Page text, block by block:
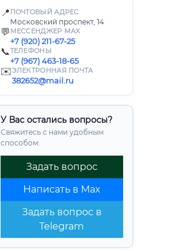
📍 ПОЧТОВЫЙ АДРЕС
Московский проспект, 14
💬 МЕССЕНДЖЕР MAX
+7 (920) 211-67-25
📞ТЕЛЕФОНЫ
+7 (967) 463-18-65
✉️ЭЛЕКТРОННАЯ ПОЧТА
382652@mail.ru
У Вас остались вопросы?
Свяжитесь с нами удобным
способом:
Задать вопрос
Написать в Max
Задать вопрос в
Telegram